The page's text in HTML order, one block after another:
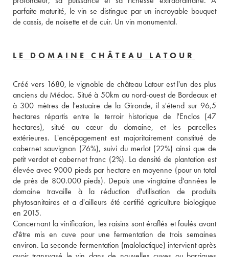
parfaite maturité, le vin se distingue par un incroyable bouquet
de cassis, de noisette et de cuir. Un vin monumental.
LE DOMAINE CHÂTEAU LATOUR
Créé vers 1680, le vignoble de château Latour est l'un des plus
anciens du Médoc. Situé à 50km au nord-ouest de Bordeaux et
à 300 mètres de l'estuaire de la Gironde, il s'étend sur 96,5
hectares répartis entre le terroir historique de l'Enclos (47
hectares), situé au cœur du domaine, et les parcelles
extérieures. L'encépagement est majoritairement constitué de
cabernet sauvignon (76%), suivi du merlot (22%) ainsi que de
petit verdot et cabernet franc (2%). La densité de plantation est
élevée avec 9000 pieds par hectare en moyenne (pour un total
de près de 800.000 pieds). Depuis une vingtaine d'années le
domaine travaille à la réduction d'utilisation de produits
phytosanitaires et a d'ailleurs été certifié agriculture biologique
en 2015.
Concernant la vinification, les raisins sont éraflés et foulés avant
d'être mis en cuve pour une fermentation de trois semaines
environ. La seconde fermentation (malolactique) intervient après